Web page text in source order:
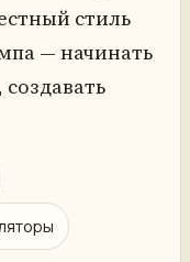
стиль
— начинать